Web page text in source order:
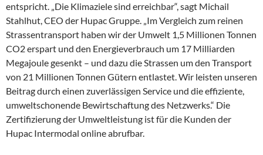
entspricht. „Die Klimaziele sind erreichbar“, sagt Michail
Stahlhut, CEO der Hupac Gruppe. „Im Vergleich zum reinen
Strassentransport haben wir der Umwelt 1,5 Millionen Tonnen
CO2 erspart und den Energieverbrauch um 17 Milliarden
Megajoule gesenkt – und dazu die Strassen um den Transport
von 21 Millionen Tonnen Gütern entlastet. Wir leisten unseren
Beitrag durch einen zuverlässigen Service und die effiziente,
umweltschonende Bewirtschaftung des Netzwerks.“ Die
Zertifizierung der Umweltleistung ist für die Kunden der
Hupac Intermodal online abrufbar.